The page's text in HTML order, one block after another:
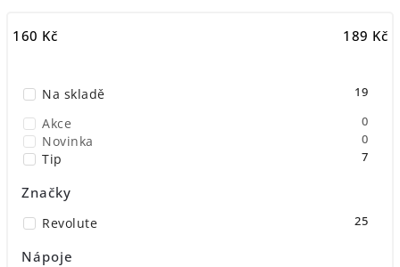
Nejdražší
Abecedně
160 Kč 189 Kč
Na skladě 19
Akce 0
Novinka 0
Tip 7
Značky
Revolute 25
Nápoje